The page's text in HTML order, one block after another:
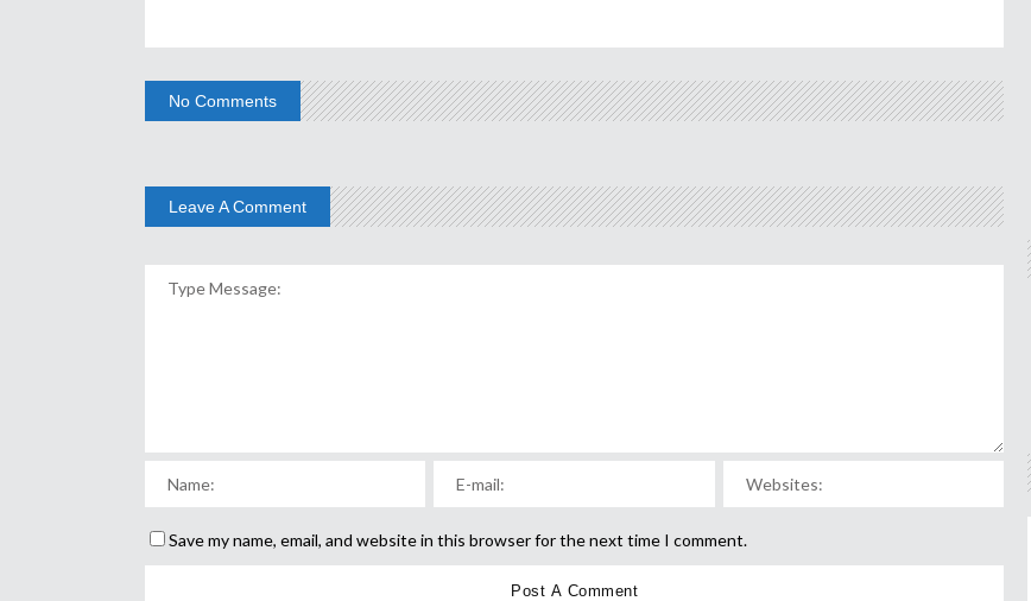
No Comments
Leave A Comment
Save my name, email, and website in this browser for the next time I comment.